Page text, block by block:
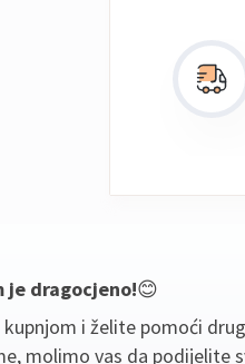
je dragocjeno!😊
i želite pomoći
molimo vas da podijelite